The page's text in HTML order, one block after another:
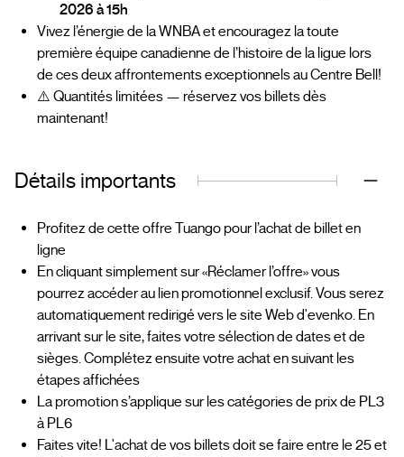
2026 à 15h
Vivez l’énergie de la WNBA et encouragez la toute
première équipe canadienne de l’histoire de la ligue lors
de ces deux affrontements exceptionnels au Centre Bell!
⚠️ Quantités limitées — réservez vos billets dès
maintenant!
Détails importants
Profitez de cette offre Tuango pour l’achat de billet en
ligne
En cliquant simplement sur «Réclamer l’offre» vous
pourrez accéder au lien promotionnel exclusif. Vous serez
automatiquement redirigé vers le site Web d'evenko. En
arrivant sur le site, faites votre sélection de dates et de
sièges. Complétez ensuite votre achat en suivant les
étapes affichées
La promotion s’applique sur les catégories de prix de PL3
à PL6
Faites vite! L'achat de vos billets doit se faire entre le 25 et